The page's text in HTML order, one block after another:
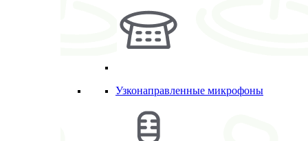
Узконаправленные микрофоны